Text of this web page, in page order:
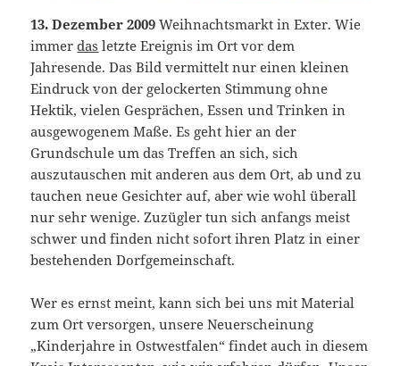
13. Dezember 2009 Weihnachtsmarkt in Exter. Wie
immerdas letzte Ereignis im Ort vor dem
Jahresende. Das Bild vermittelt nur einen kleinen
Eindruck von der gelockerten Stimmung ohne
Hektik, vielen Gesprächen, Essen und Trinken in
ausgewogenem Maße. Es geht hier an der
Grundschule um das Treffen an sich, sich
auszutauschen mit anderen aus dem Ort, ab und zu
tauchen neue Gesichter auf, aber wie wohl überall
nur sehr wenige. Zuzügler tun sich anfangs meist
schwer und finden nicht sofort ihren Platz in einer
bestehenden Dorfgemeinschaft.
Wer es ernst meint, kann sich bei uns mit Material
zum Ort versorgen, unsere Neuerscheinung
„Kinderjahre in Ostwestfalen“ findet auch in diesem